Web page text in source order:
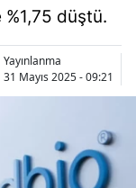
düştü.
Yayınlanma
31 Mayıs 2025 - 09:21